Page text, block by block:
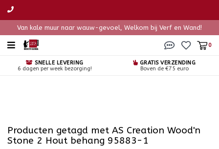
Van kale muur naar wauw-gevoel, Welkom bij Verf en Wand!
0
SNELLE LEVERING
6 dagen per week bezorging!
GRATIS VERZENDING
Boven de €75 euro
Producten getagd met AS Creation Wood'n
Stone 2 Hout behang 95883-1